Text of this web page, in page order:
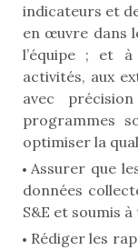
indicateurs et
en œuvre dans
l’équipe ; et
activités, aux
avec
programmes
optimiser la
Assurer que
données
S&E et soumis
Rédiger les